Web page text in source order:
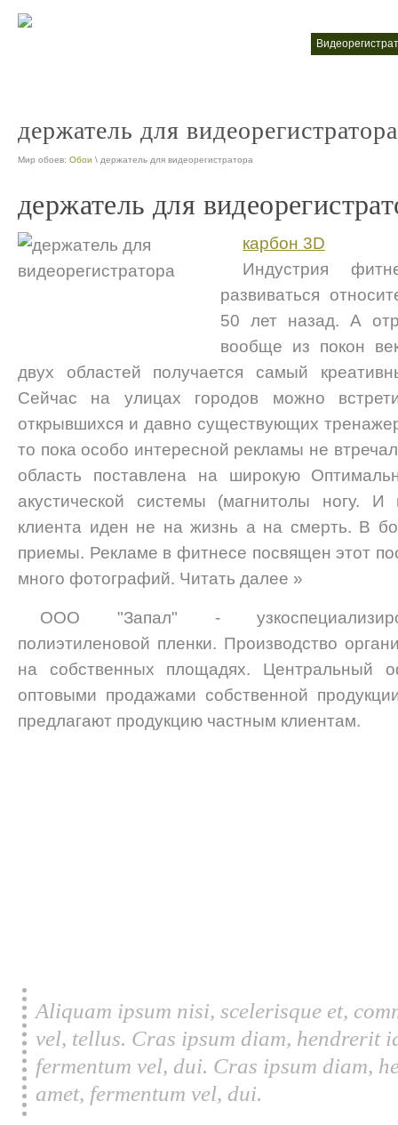
держатель для видеорегистратора
Мир обоев: Обои \ держатель для видеорегистратора
держатель для
карбон 3D
Индустрия
развиваться
50 лет назад. А
вообще из покон
двух областей получается самый
Сейчас на улицах городов можно
открывшихся и давно существующих
то пока особо интересной рекламы не
область поставлена на широкую
акустической системы (магнитолы ногу.
клиента иден не на жизнь а на смерть. В
приемы. Рекламе в фитнесе посвящен этот
много фотографий. Читать далее »
ООО "Запал" -
полиэтиленовой пленки. Производство
на собственных площадях. Центральный
оптовыми продажами собственной
предлагают продукцию частным клиентам.
Aliquam ipsum nisi, scelerisque et,
vel, tellus. Cras ipsum diam, hendrerit
fermentum vel, dui. Cras ipsum diam,
amet, fermentum vel, dui.